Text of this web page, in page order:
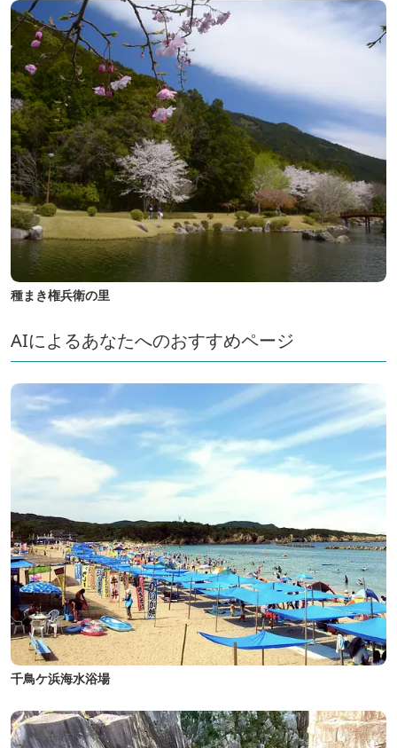
種まき権兵衛の里
AIによるあなたへのおすすめページ
千鳥ケ浜海水浴場